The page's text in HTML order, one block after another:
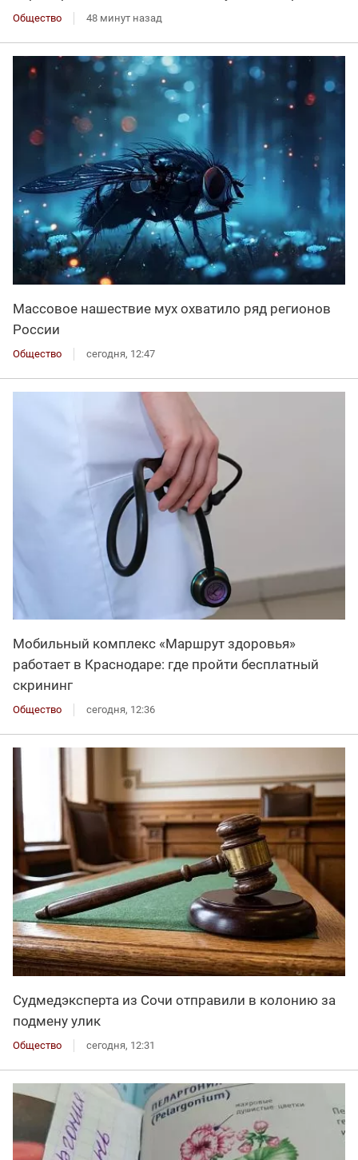
Общество 48 минут назад
Массовое нашествие мух охватило ряд регионов
России
Общество сегодня, 12:47
Мобильный комплекс «Маршрут здоровья»
работает в Краснодаре: где пройти бесплатный
скрининг
Общество сегодня, 12:36
Судмедэксперта из Сочи отправили в колонию за
подмену улик
Общество сегодня, 12:31